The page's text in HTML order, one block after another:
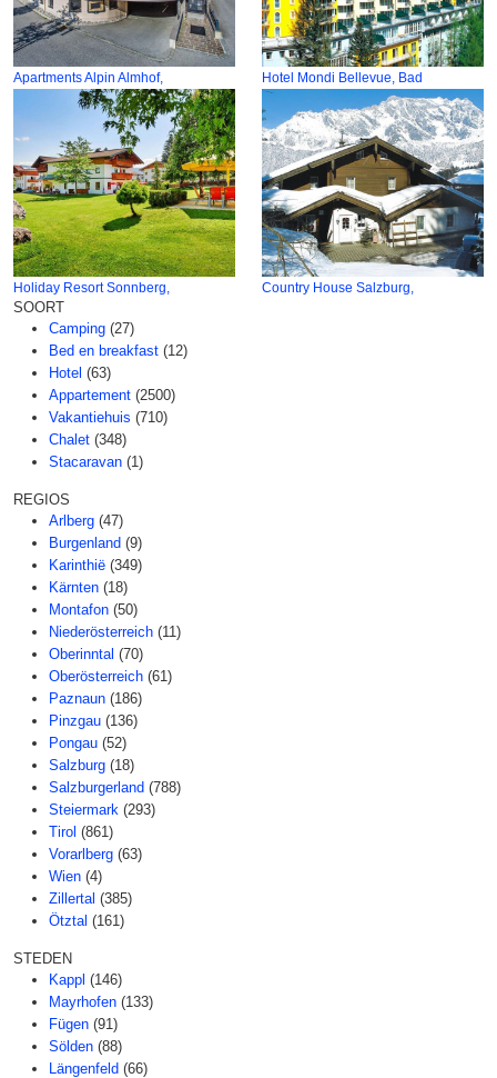
Apartments Alpin Almhof, Hotel Mondi Bellevue, Bad
Holiday Resort Sonnberg, Country House Salzburg,
SOORT
Camping (27)
Bed en breakfast (12)
Hotel (63)
Appartement (2500)
Vakantiehuis (710)
Chalet (348)
Stacaravan (1)
REGIOS
Arlberg (47)
Burgenland (9)
Karinthië (349)
Kärnten (18)
Montafon (50)
Niederösterreich (11)
Oberinntal (70)
Oberösterreich (61)
Paznaun (186)
Pinzgau (136)
Pongau (52)
Salzburg (18)
Salzburgerland (788)
Steiermark (293)
Tirol (861)
Vorarlberg (63)
Wien (4)
Zillertal (385)
Ötztal (161)
STEDEN
Kappl (146)
Mayrhofen (133)
Fügen (91)
Sölden (88)
Längenfeld (66)